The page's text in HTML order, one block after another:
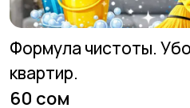
Фото и видеосъемка
Продукты питания
Формула чистоты.
квартир.
60 сом